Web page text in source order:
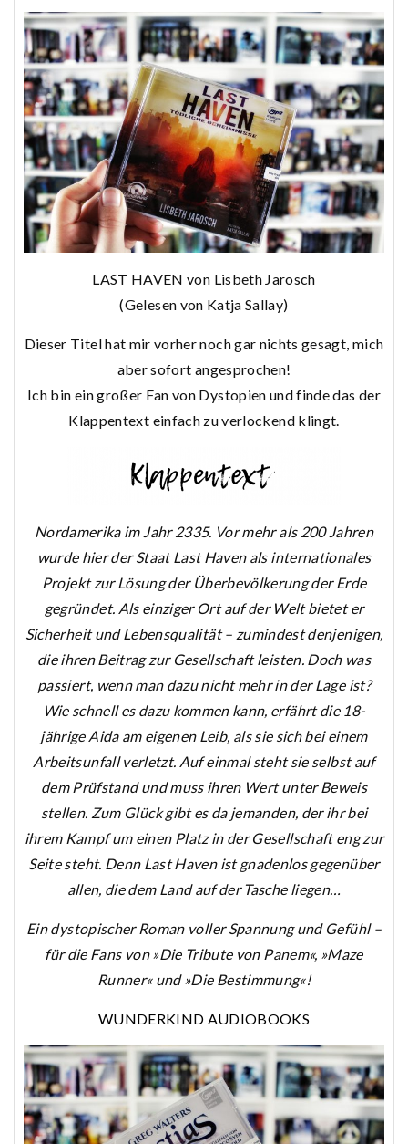
LAST HAVEN von Lisbeth Jarosch
(Gelesen von Katja Sallay)
Dieser Titel hat mir vorher noch gar nichts gesagt, mich
aber sofort angesprochen!
Ich bin ein großer Fan von Dystopien und finde das der
Klappentext einfach zu verlockend klingt.
Nordamerika im Jahr 2335. Vor mehr als 200 Jahren
wurde hier der Staat Last Haven als internationales
Projekt zur Lösung der Überbevölkerung der Erde
gegründet. Als einziger Ort auf der Welt bietet er
Sicherheit und Lebensqualität – zumindest denjenigen,
die ihren Beitrag zur Gesellschaft leisten. Doch was
passiert, wenn man dazu nicht mehr in der Lage ist?
Wie schnell es dazu kommen kann, erfährt die 18-
jährige Aida am eigenen Leib, als sie sich bei einem
Arbeitsunfall verletzt. Auf einmal steht sie selbst auf
dem Prüfstand und muss ihren Wert unter Beweis
stellen. Zum Glück gibt es da jemanden, der ihr bei
ihrem Kampf um einen Platz in der Gesellschaft eng zur
Seite steht. Denn Last Haven ist gnadenlos gegenüber
allen, die dem Land auf der Tasche liegen…
Ein dystopischer Roman voller Spannung und Gefühl –
für die Fans von »Die Tribute von Panem«, »Maze
Runner« und »Die Bestimmung«!
WUNDERKIND AUDIOBOOKS